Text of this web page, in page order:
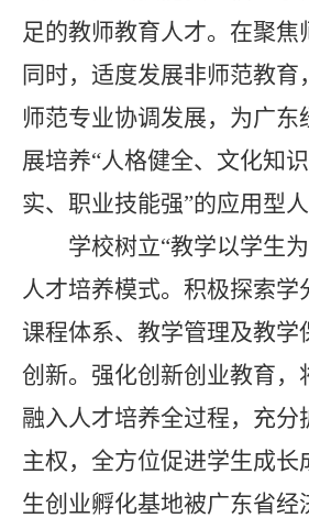
足的教师教育人才。在聚焦
同时，适度发展非师范教育
师范专业协调发展，为广东
展培养“人格健全、文化知
实、职业技能强”的应用型人
学校树立“教学以学生
人才培养模式。积极探索学
课程体系、教学管理及教学
创新。强化创新创业教育，
融入人才培养全过程，充分
主权，全方位促进学生成长
生创业孵化基地被广东省经